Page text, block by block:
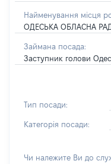
Найменування місця
ОДЕСЬКА ОБЛАСНА
Займана посада:
Заступник голови
Тип посади:
Категорія посади:
Чи належите Ви до